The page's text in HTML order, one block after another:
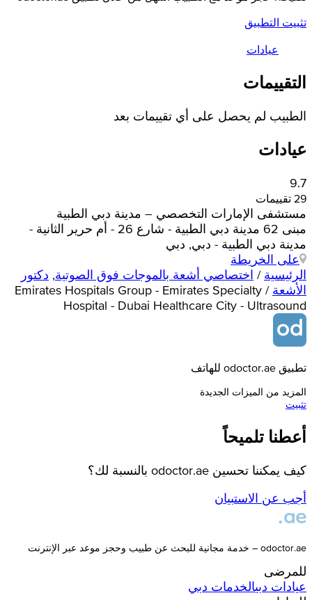
تثبيت التطبيق
عيادات
التقييمات
الطبيب لم يحصل على أي تقييمات بعد
عيادات
9.7
29 تقييمات
مستشفى الإمارات التخصصي – مدينة دبي الطبية
مبنى 62 مدينة دبي الطبية - شارع 26 - أم حرير الثانية -
مدينة دبي الطبية - دبي, دبي
على الخريطة
الرئيسية / اختصاصي أشعة بالموجات فوق الصوتية, دكتور
الأشعة /
Emirates Hospitals Group - Emirates Specialty
Hospital - Dubai Healthcare City - Ultrasound
تطبيق odoctor.ae للهاتف
المزيد من الميزات الجديدة
تثبيت
أعطنا تلميحاً
كيف يمكننا تحسين odoctor.ae بالنسبة لك؟
أجب عن الاستبيان
odoctor.ae – خدمة مجانية للبحث عن طبيب وحجز موعد عبر الإنترنت
للمرضى
عيادات دبيالخدمات دبي